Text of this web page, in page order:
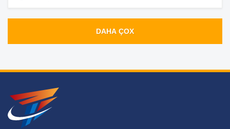
DAHA ÇOX